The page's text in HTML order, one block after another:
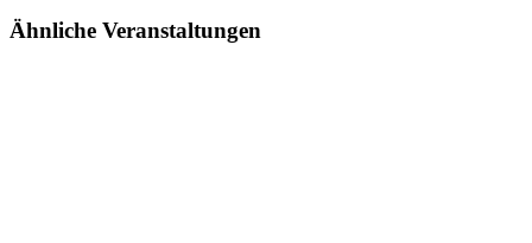
Ähnliche Veranstaltungen